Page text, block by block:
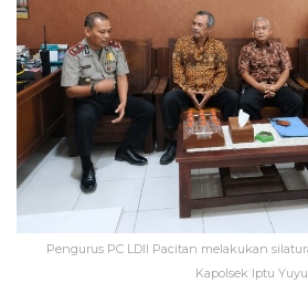
Pengurus PC LDII Pacitan melakukan
Kapolsek Iptu